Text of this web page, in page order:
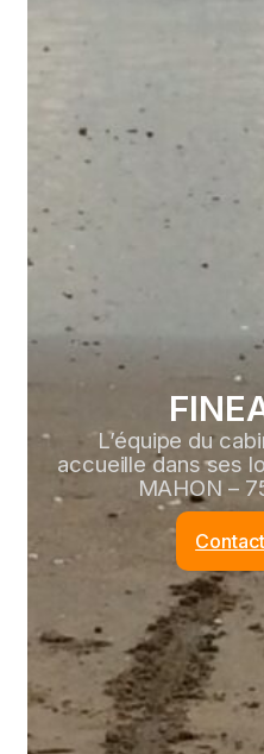
L’équipe du
accueille dans ses
MAHON –